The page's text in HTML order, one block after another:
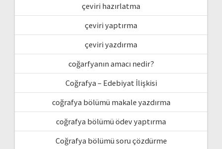
çeviri hazırlatma
çeviri yaptırma
çeviri yazdırma
coğarfyanın amacı nedir?
Coğrafya – Edebiyat İlişkisi
coğrafya bölümü makale yazdırma
coğrafya bölümü ödev yaptırma
Coğrafya bölümü soru çözdürme